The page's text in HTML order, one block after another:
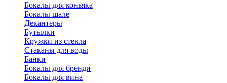
Бокалы для коньяка
Бокалы шале
Декантеры
Бутылки
Кружки из стекла
Стаканы для воды
Банки
Бокалы для бренди
Бокалы для вина